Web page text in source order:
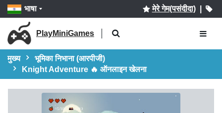
भाषा मेरे गेम(पसंदीदा)|
PlayMiniGames
मुख्य
भूमिका निभाना (आरपीजी)
Knight Adventure 🔥 ऑनलाइन खेलना